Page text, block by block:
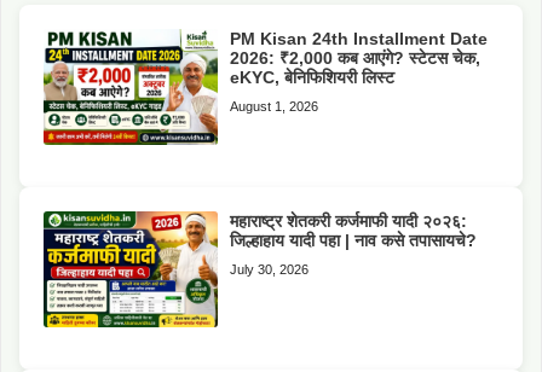
PM Kisan 24th Installment Date
2026: ₹2,000 कब आएंगे? स्टेटस चेक,
eKYC, बेनिफिशियरी लिस्ट
August 1, 2026
महाराष्ट्र शेतकरी कर्जमाफी यादी २०२६:
जिल्हाहाय यादी पहा | नाव कसे तपासायचे?
July 30, 2026